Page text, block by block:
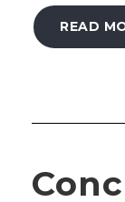
READ